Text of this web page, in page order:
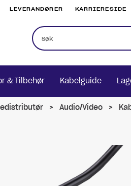
LEVERANDØRER KARRIERESIDE
& Tilbehør Kabelguide
> Audio/Video >